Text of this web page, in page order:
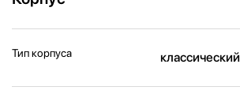
Тип корпуса классический